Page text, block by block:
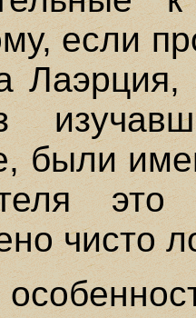
если
были
чисто